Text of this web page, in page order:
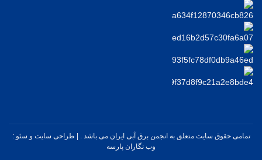
تمامی حقوق سایت متعلق به انجمن برق آبی ایران می باشد . | طراحی سایت و سئو :
وب نگاران پارسه